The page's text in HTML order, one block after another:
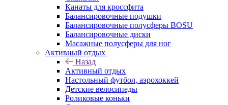
Канаты для кроссфита
Балансировочные подушки
Балансировочные полусферы BOSU
Балансировочные диски
Масажные полусферы для ног
Активный отдых
Назад
Активный отдых
Настольный футбол, аэрохоккей
Детские велосипеды
Роликовые коньки